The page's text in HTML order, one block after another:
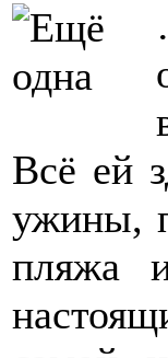
Всё ей
ужины,
пляжа